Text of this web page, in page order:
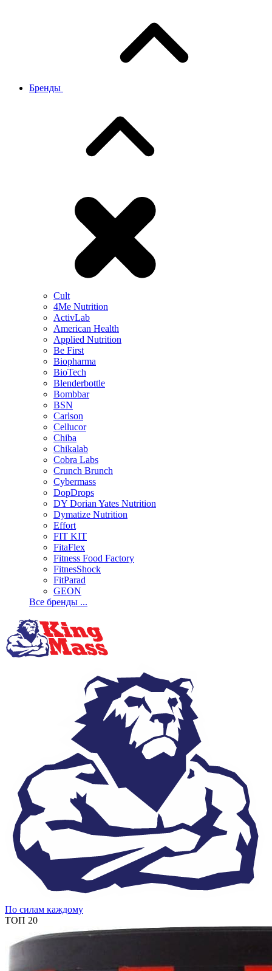
Бренды
Cult
4Me Nutrition
ActivLab
American Health
Applied Nutrition
Be First
Biopharma
BioTech
Blenderbottle
Bombbar
BSN
Carlson
Cellucor
Chiba
Chikalab
Cobra Labs
Crunch Brunch
Cybermass
DopDrops
DY Dorian Yates Nutrition
Dymatize Nutrition
Effort
FIT KIT
FitaFlex
Fitness Food Factory
FitnesShock
FitParad
GEON
Все бренды ...
По силам каждому
ТОП 20